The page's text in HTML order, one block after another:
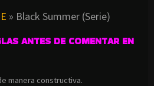
» Black Summer (Serie)
ANTES DE COMENTAR EN
manera constructiva.